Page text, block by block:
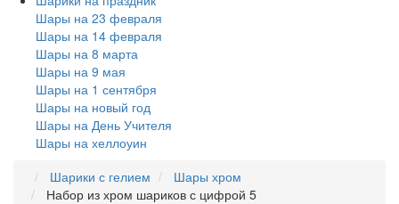
Шары на 23 февраля
Шары на 14 февраля
Шары на 8 марта
Шары на 9 мая
Шары на 1 сентября
Шары на новый год
Шары на День Учителя
Шары на хеллоуин
Шарики с гелием
Шары хром
Набор из хром шариков с цифрой 5